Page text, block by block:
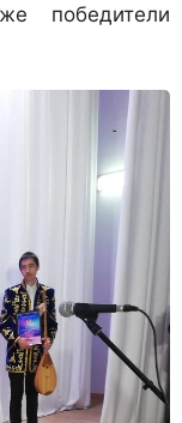
победители